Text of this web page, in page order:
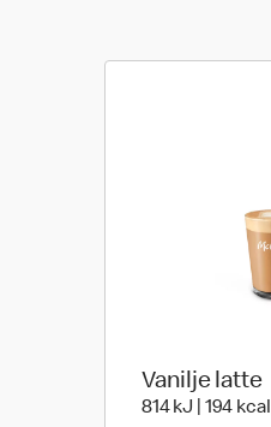
Vanilje latte
814 kJ | 194 kcal